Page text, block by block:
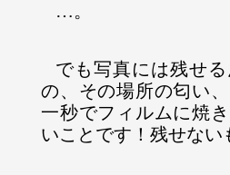
…。
でも写真には残せ
の、その場所の匂い
一秒でフィルムに焼
いことです！残せな